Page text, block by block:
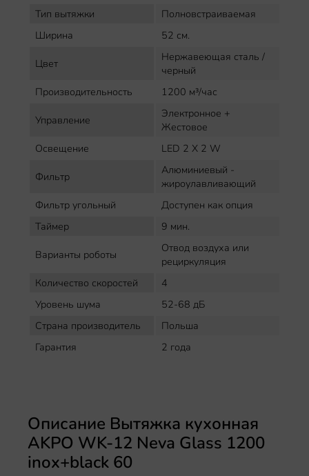
Тип вытяжки
Полновстраиваемая
Ширина
52 см.
Цвет
Нержавеющая сталь /
черный
Производительность
1200 м³/час
Управление
Электронное +
Жестовое
Освещение
LED 2 Х 2 W
Фильтр
Алюминиевый -
жироулавливающий
Фильтр угольный
Доступен как опция
Таймер
9 мин.
Варианты роботы
Отвод воздуха или
рециркуляция
Количество скоростей
4
Уровень шума
52-68 дБ
Страна производитель
Польша
Гарантия
2 года
Описание Вытяжка кухонная
AKPO WK-12 Neva Glass 1200
inox+black 60